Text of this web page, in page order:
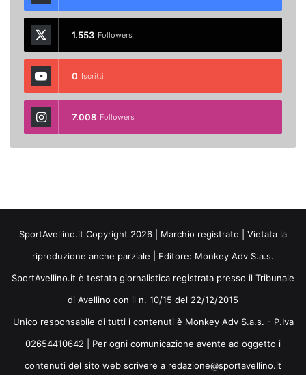
1.553 Followers
0 Iscritti
7.008 Followers
SportAvellino.it Copyright 2026 | Marchio registrato | Vietata la
riproduzione anche parziale | Editore: Monkey Adv S.a.s.
SportAvellino.it è testata giornalistica registrata presso il Tribunale
di Avellino con il n. 10/15 del 22/12/2015
Unico responsabile di tutti i contenuti è Monkey Adv S.a.s. - P.Iva
02654410642 | Per ogni comunicazione avente ad oggetto i
contenuti del sito web scrivere a redazione@sportavellino.it